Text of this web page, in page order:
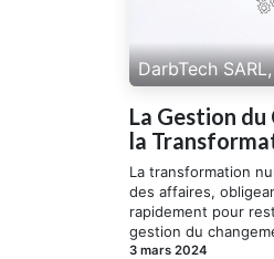
DarbTech
La Gestion
la
La transformation
des affaires,
rapidement pour
gestion du
3 mars 2024